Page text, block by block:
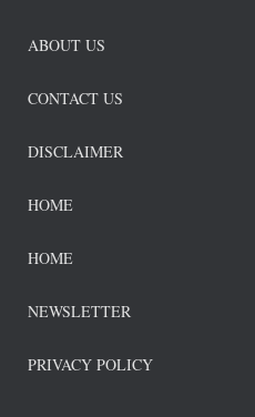
ABOUT US
CONTACT US
DISCLAIMER
HOME
HOME
NEWSLETTER
PRIVACY POLICY